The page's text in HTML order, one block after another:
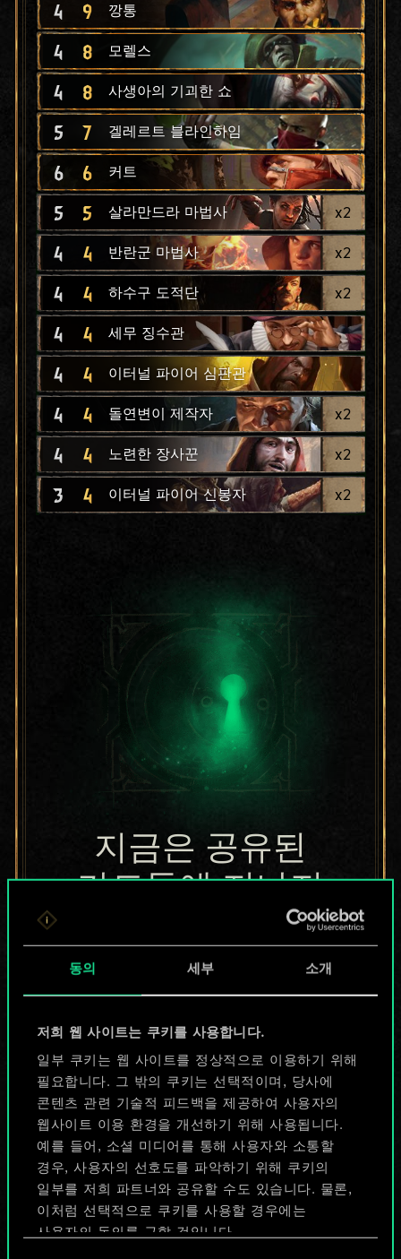
동의 세부 소개
저희 웹 사이트는 쿠키를 사용합니다.
일부 쿠키는 웹 사이트를 정상적으로 이용하기 위해
필요합니다. 그 밖의 쿠키는 선택적이며, 당사에
콘텐츠 관련 기술적 피드백을 제공하여 사용자의
웹사이트 이용 환경을 개선하기 위해 사용됩니다.
예를 들어, 소셜 미디어를 통해 사용자와 소통할
경우, 사용자의 선호도를 파악하기 위해 쿠키의
일부를 저희 파트너와 공유할 수도 있습니다. 물론,
이처럼 선택적으로 쿠키를 사용할 경우에는
사용자의 동의를 구할 것입니다.
4 9 깡통
4 8 모렐스
4 8 사생아의 기괴한 쇼
5 7 겔레르트 블라인하임
6 6 커트
5 5 살라만드라 마법사 x2
4 4 반란군 마법사 x2
4 4 하수구 도적단 x2
4 4 세무 징수관
4 4 이터널 파이어 심판관
4 4 돌연변이 제작자 x2
4 4 노련한 장사꾼 x2
3 4 이터널 파이어 신봉자 x2
지금은 공유된
카드들에 지나지
무궁무진한
가능성을 가지고
있습니다!
덱 이름 짓기 & 가이드 작성하기
덱 편집
또는